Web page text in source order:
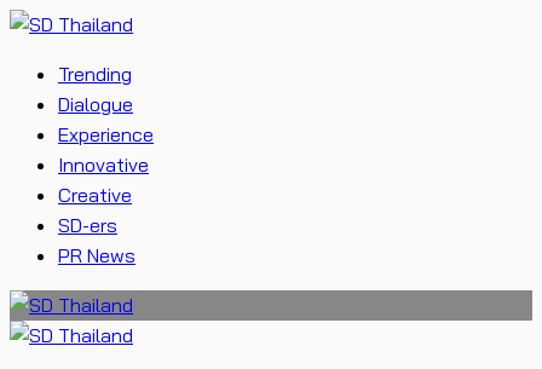
Trending
Dialogue
Experience
Innovative
Creative
SD-ers
PR News